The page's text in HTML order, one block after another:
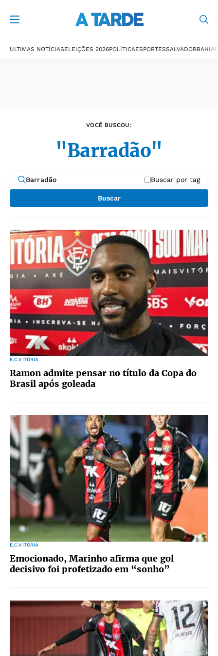
ÚLTIMAS NOTÍCIASELEIÇÕES 2026POLÍTICAESPORTESSALVADORBAHIA
VOCÊ BUSCOU:
"Barradão"
Buscar por tag
Buscar
E.C.VITÓRIA
Ramon admite pensar no título da Copa do
Brasil após goleada
E.C.VITÓRIA
Emocionado, Marinho afirma que gol
decisivo foi profetizado em “sonho”